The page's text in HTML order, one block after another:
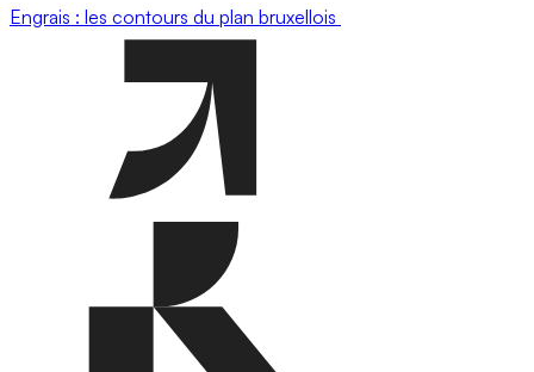
Engrais : les contours du plan bruxellois